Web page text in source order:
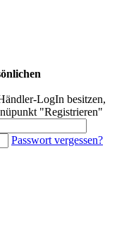
LogIn besitzen,
"Registrieren"
Passwort vergessen?